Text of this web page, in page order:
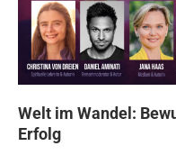
Welt im Wandel:
Erfolg